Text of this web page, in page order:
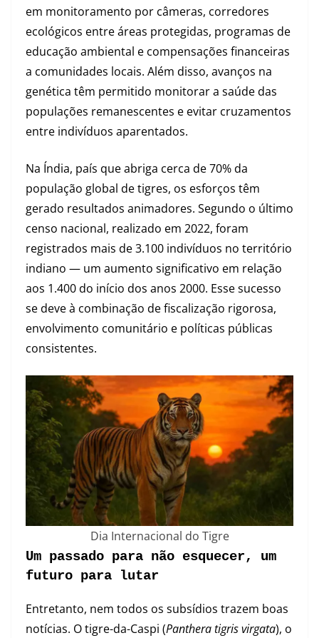
em monitoramento por câmeras, corredores
ecológicos entre áreas protegidas, programas de
educação ambiental e compensações financeiras
a comunidades locais. Além disso, avanços na
genética têm permitido monitorar a saúde das
populações remanescentes e evitar cruzamentos
entre indivíduos aparentados.
Na Índia, país que abriga cerca de 70% da
população global de tigres, os esforços têm
gerado resultados animadores. Segundo o último
censo nacional, realizado em 2022, foram
registrados mais de 3.100 indivíduos no território
indiano — um aumento significativo em relação
aos 1.400 do início dos anos 2000. Esse sucesso
se deve à combinação de fiscalização rigorosa,
envolvimento comunitário e políticas públicas
consistentes.
Dia Internacional do Tigre
Um passado para não esquecer, um
futuro para lutar
Entretanto, nem todos os subsídios trazem boas
notícias. O tigre-da-Caspi (Panthera tigris virgata), o